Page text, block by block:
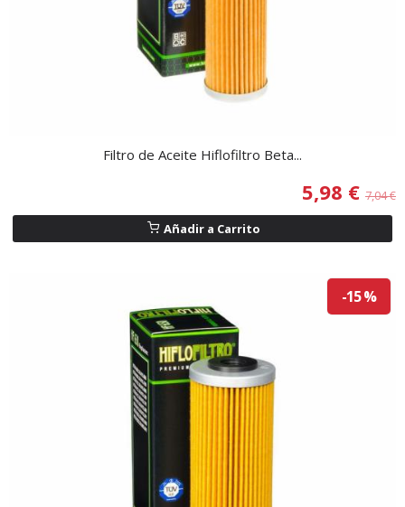
Filtro de Aceite Hiflofiltro Beta...
5,98 € 7,04 €
Añadir a Carrito
-15 %